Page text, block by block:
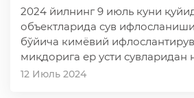
2024 йилнинг 9 июль куни
объектларида сув
бўйича кимёвий
миқдорига ер усти сувларидан
олинди:
12 Июль 2024